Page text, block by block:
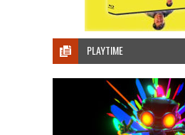
PLAYTIME